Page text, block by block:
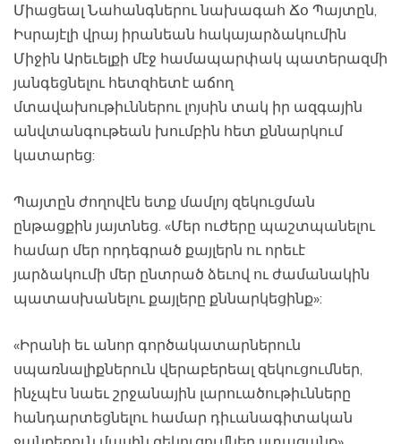
Միացեալ Նահանգներու նախագահ Ճօ Պայտըն,
Իսրայէլի վրայ իրանեան հակայարձակումին
Միջին Արեւելքի մէջ համապարփակ պատերազմի
յանգեցնելու հետզհետէ աճող
մտավախութիւններու լոյսին տակ իր ազգային
անվտանգութեան խումբին հետ քննարկում
կատարեց:
Պայտըն ժողովէն ետք մամլոյ զեկուցման
ընթացքին յայտնեց. «Մեր ուժերը պաշտպանելու
համար մեր որդեգրած քայլերն ու որեւէ
յարձակումի մեր ընտրած ձեւով ու ժամանակին
պատասխանելու քայլերը քննարկեցինք»:
«Իրանի եւ անոր գործակատարներուն
սպառնալիքներուն վերաբերեալ զեկուցումներ,
ինչպէս նաեւ շրջանային լարուածութիւնները
հանդարտեցնելու համար դիւանագիտական